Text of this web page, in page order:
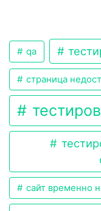
qa
страница
сайт временно